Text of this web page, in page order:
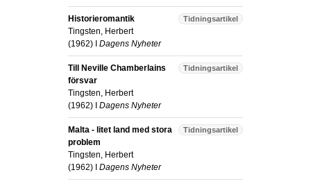
Tidningsartikel
Historieromantik
Tingsten, Herbert
(1962) I Dagens Nyheter
Tidningsartikel
Till Neville Chamberlains
försvar
Tingsten, Herbert
(1962) I Dagens Nyheter
Tidningsartikel
Malta - litet land med stora
problem
Tingsten, Herbert
(1962) I Dagens Nyheter